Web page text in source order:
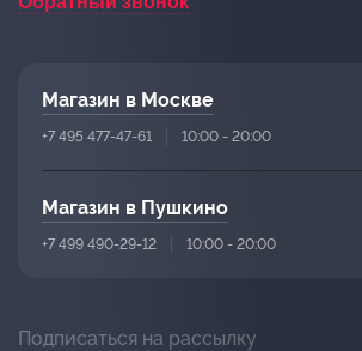
Магазин в Москве
+7 495 477-47-61 10:00 - 20:00
Магазин в Пушкино
+7 499 490-29-12 10:00 - 20:00
Подписаться на рассылку